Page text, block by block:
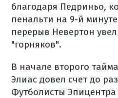
благодаря Педриньо,
пенальти на 9-й
перерыв Невертон
"горняков".
В начале второго
Элиас довел счет до
Футболисты Эпицентра